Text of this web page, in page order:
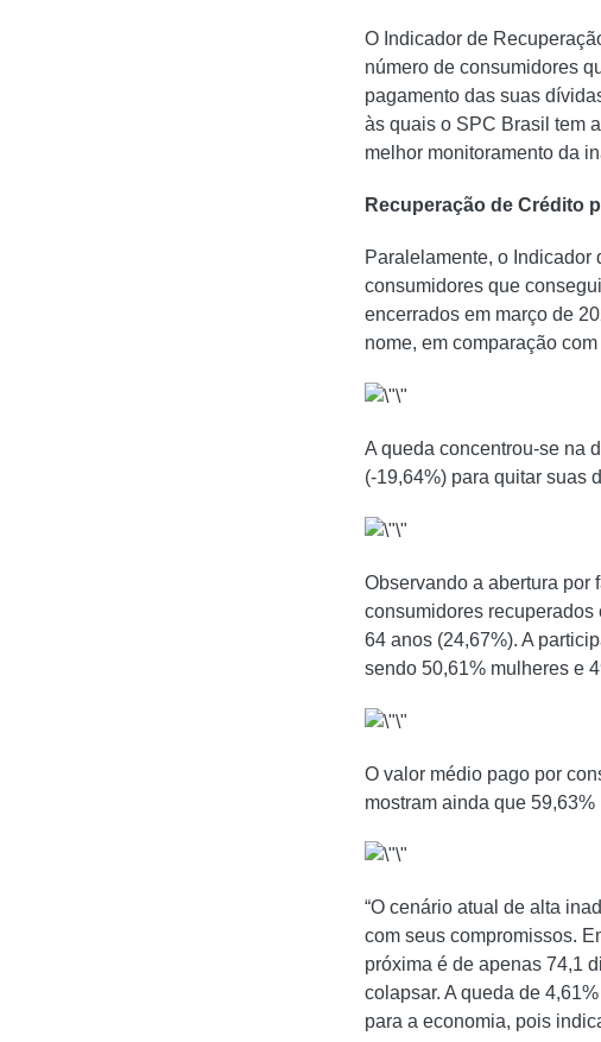
O Indicador de
número de consumidores
pagamento das suas
às quais o SPC Brasil tem
melhor monitoramento da
Recuperação de Crédito
Paralelamente, o
consumidores que
encerrados em março de
nome, em comparação
A queda concentrou-se na
(-19,64%) para quitar suas
Observando a abertura por
consumidores recuperados
64 anos (24,67%). A
sendo 50,61% mulheres e
O valor médio pago por
mostram ainda que
“O cenário atual de alta
com seus compromissos.
próxima é de apenas 74,1
colapsar. A queda de
para a economia, pois